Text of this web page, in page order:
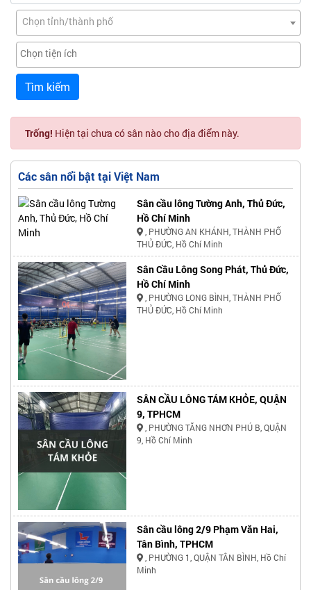
Chọn tỉnh/thành phố
Tìm kiếm
Trống! Hiện tại chưa có sân nào cho địa điểm này.
Các sân nổi bật tại Việt Nam
Sân cầu lông Tường Anh, Thủ Đức,
Hồ Chí Minh
, PHƯỜNG AN KHÁNH, THÀNH PHỐ
THỦ ĐỨC, Hồ Chí Minh
Sân Cầu Lông Song Phát, Thủ Đức,
Hồ Chí Minh
, PHƯỜNG LONG BÌNH, THÀNH PHỐ
THỦ ĐỨC, Hồ Chí Minh
SÂN CẦU LÔNG TÁM KHỎE, QUẬN
9, TPHCM
, PHƯỜNG TĂNG NHƠN PHÚ B, QUẬN
9, Hồ Chí Minh
Sân cầu lông 2/9 Phạm Văn Hai,
Tân Bình, TPHCM
, PHƯỜNG 1, QUẬN TÂN BÌNH, Hồ Chí
Minh